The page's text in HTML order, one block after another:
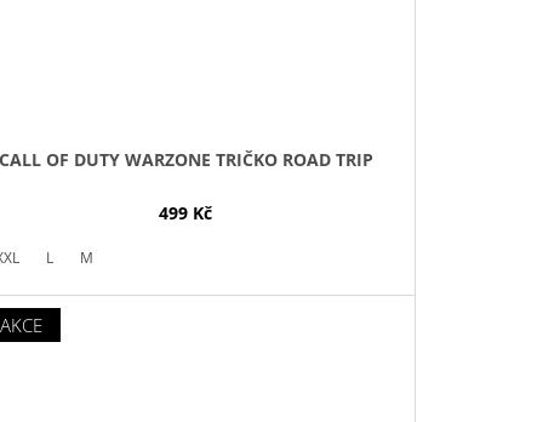
OF DUTY WARZONE TRIČKO ROAD TRIP
499 Kč
L M
AKCE